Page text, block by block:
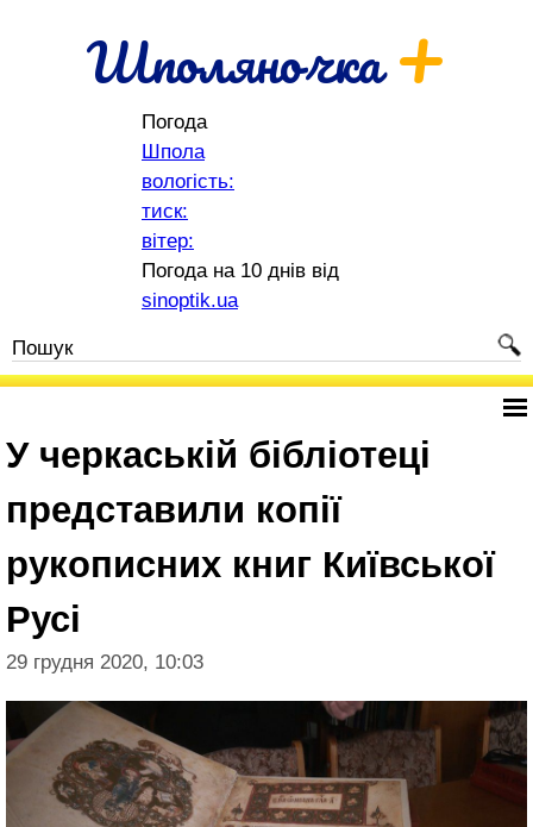
Шполяночка+
Погода
Шпола
вологість:
тиск:
вітер:
Погода на 10 днів від
sinoptik.ua
У черкаській бібліотеці
представили копії
рукописних книг Київської
Русі
29 грудня 2020, 10:03